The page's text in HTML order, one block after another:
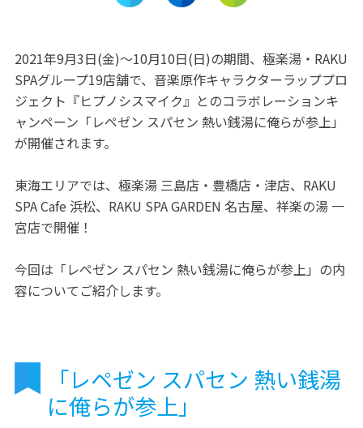
2021年9月3日(金)～10月10日(日)の期間、極楽湯・RAKU
SPAグループ19店舗で、音楽原作キャラクターラッププロ
ジェクト『ヒプノシスマイク』とのコラボレーションキ
ャンペーン「レペゼン スパセン 熱い銭湯に俺らが参上」
が開催されます。
東海エリアでは、極楽湯 三島店・豊橋店・津店、RAKU
SPA Cafe 浜松、RAKU SPA GARDEN 名古屋、祥楽の湯 一
宮店で開催！
今回は「レペゼン スパセン 熱い銭湯に俺らが参上」の内
容についてご紹介します。
「レペゼン スパセン 熱い銭湯
に俺らが参上」